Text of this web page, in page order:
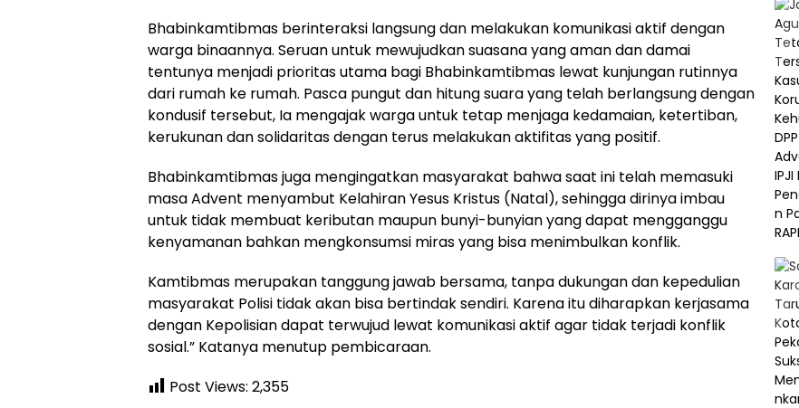
Bhabinkamtibmas berinteraksi langsung dan melakukan komunikasi aktif dengan
warga binaannya. Seruan untuk mewujudkan suasana yang aman dan damai
tentunya menjadi prioritas utama bagi Bhabinkamtibmas lewat kunjungan rutinnya
dari rumah ke rumah. Pasca pungut dan hitung suara yang telah berlangsung dengan
kondusif tersebut, Ia mengajak warga untuk tetap menjaga kedamaian, ketertiban,
kerukunan dan solidaritas dengan terus melakukan aktifitas yang positif.
Bhabinkamtibmas juga mengingatkan masyarakat bahwa saat ini telah memasuki
masa Advent menyambut Kelahiran Yesus Kristus (Natal), sehingga dirinya imbau
untuk tidak membuat keributan maupun bunyi-bunyian yang dapat mengganggu
kenyamanan bahkan mengkonsumsi miras yang bisa menimbulkan konflik.
Kamtibmas merupakan tanggung jawab bersama, tanpa dukungan dan kepedulian
masyarakat Polisi tidak akan bisa bertindak sendiri. Karena itu diharapkan kerjasama
dengan Kepolisian dapat terwujud lewat komunikasi aktif agar tidak terjadi konflik
sosial.” Katanya menutup pembicaraan.
Post Views: 2,355